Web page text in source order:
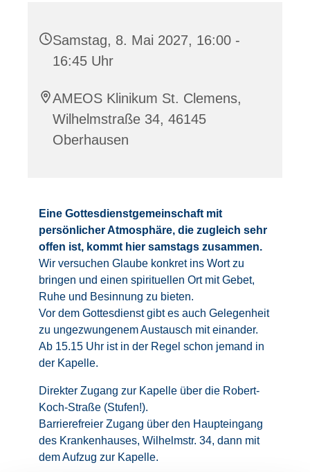
Samstag, 8. Mai 2027, 16:00 -
16:45 Uhr
AMEOS Klinikum St. Clemens,
Wilhelmstraße 34, 46145
Oberhausen
Eine Gottesdienstgemeinschaft mit
persönlicher Atmosphäre, die zugleich sehr
offen ist, kommt hier samstags zusammen.
Wir versuchen Glaube konkret ins Wort zu
bringen und einen spirituellen Ort mit Gebet,
Ruhe und Besinnung zu bieten.
Vor dem Gottesdienst gibt es auch Gelegenheit
zu ungezwungenem Austausch mit einander.
Ab 15.15 Uhr ist in der Regel schon jemand in
der Kapelle.
Direkter Zugang zur Kapelle über die Robert-
Koch-Straße (Stufen!).
Barrierefreier Zugang über den Haupteingang
des Krankenhauses, Wilhelmstr. 34, dann mit
dem Aufzug zur Kapelle.